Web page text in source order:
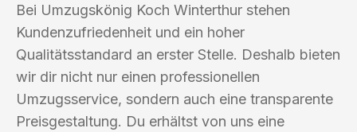
Bei Umzugskönig Koch Winterthur stehen
Kundenzufriedenheit und ein hoher
Qualitätsstandard an erster Stelle. Deshalb bieten
wir dir nicht nur einen professionellen
Umzugsservice, sondern auch eine transparente
Preisgestaltung. Du erhältst von uns eine